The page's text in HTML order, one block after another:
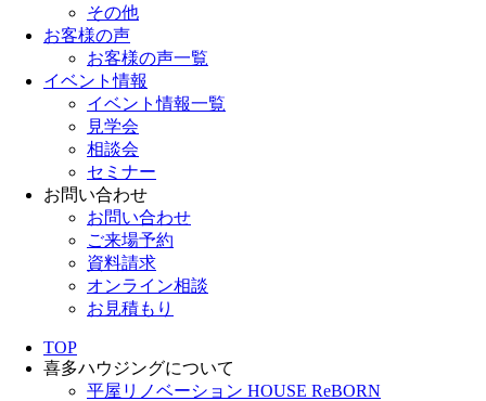
その他
お客様の声
お客様の声一覧
イベント情報
イベント情報一覧
見学会
相談会
セミナー
お問い合わせ
お問い合わせ
ご来場予約
資料請求
オンライン相談
お見積もり
TOP
喜多ハウジングについて
平屋リノベーション HOUSE ReBORN